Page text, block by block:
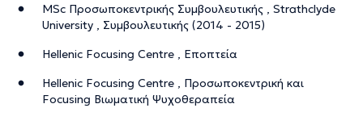
MSc Προσωποκεντρικής Συμβουλευτικής , Strathclyde
University , Συμβουλευτικής (2014 - 2015)
Hellenic Focusing Centre , Εποπτεία
Hellenic Focusing Centre , Προσωποκεντρική και
Focusing Βιωματική Ψυχοθεραπεία